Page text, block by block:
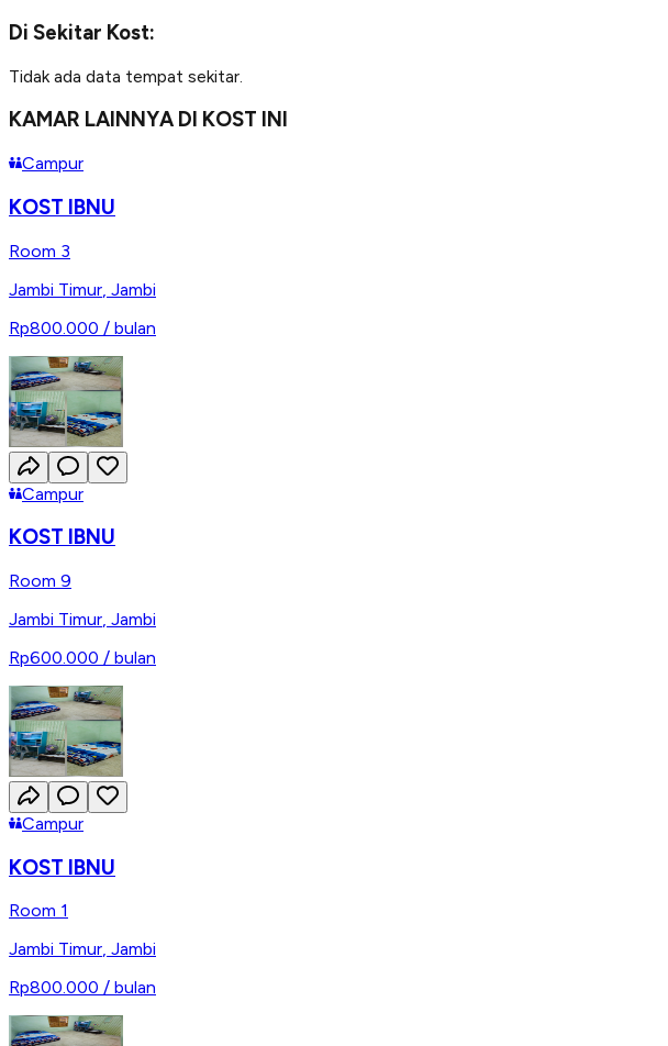
Di Sekitar Kost:
Tidak ada data tempat sekitar.
KAMAR LAINNYA DI KOST INI
Campur
KOST IBNU
Room 3
Jambi Timur Jambi
Rp800.000 / bulan
Campur
KOST IBNU
Room 9
Jambi Timur, Jambi
Rp600.000 / bulan
Campur
KOST IBNU
Room 1
Jambi Timur, Jambi
Rp800.000 / bulan